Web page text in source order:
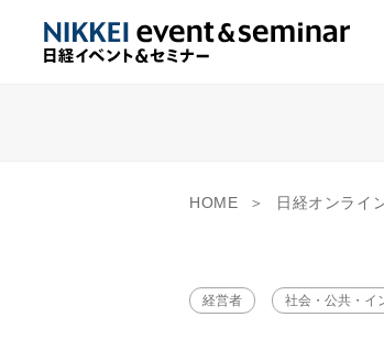
HOME 日経オンラインセミナー 「脱炭
経営者 社会・公共・イ